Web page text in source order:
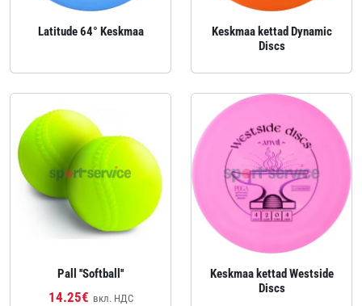
Latitude 64° Keskmaa
Keskmaa kettad Dynamic
Discs
Pall ''Softball''
14.25€ вкл. НДС
Keskmaa kettad Westside
Discs